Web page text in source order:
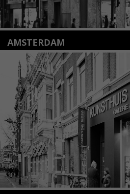
AMSTERDAM
Amstelveenseweg 135
1075 VX Amsterdam
+31 (0)20 2332546
info@kunsthuisamsterdam.nl
Lees meer